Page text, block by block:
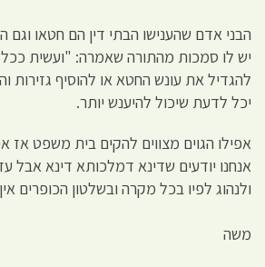
הבני אדם שהענישו הבתי דין הם חטאו וגם
יש לו סמכות מהתורה שאמרה: "ועשית ככל
להגדיל את עונש החטא או להוסיף גזירות
יכל לדעת שיכול להיענש יותר.
אפילו הגוים מצווים להקים בית משפט אז
אנחנו יודעים שדינא דמלכותא דינא אבל
ולנהוג לפיו בכל מקרה ובשלטון הכופרים
משה